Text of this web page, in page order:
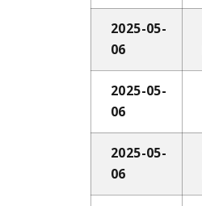
2025-05-
06
2025-05-
06
2025-05-
06